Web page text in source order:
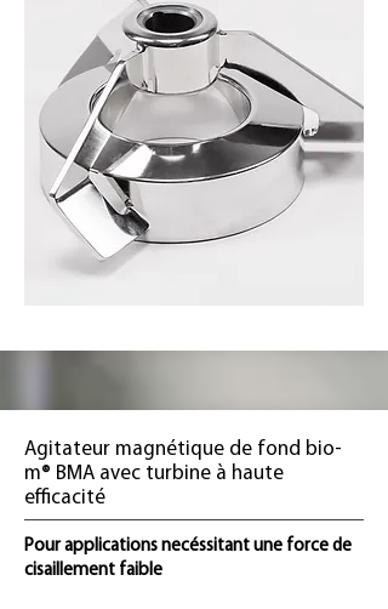
Agitateur magnétique de fond bio-
m® BMA avec turbine à haute
efficacité
Pour applications necéssitant une force de
cisaillement faible